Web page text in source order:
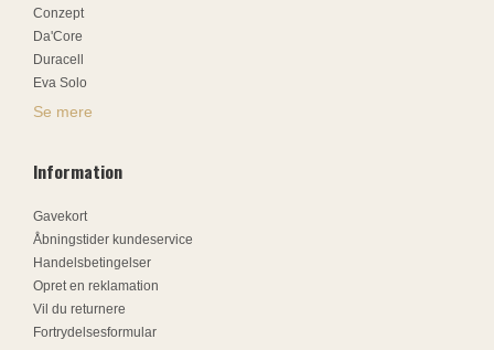
Conzept
Da'Core
Duracell
Eva Solo
Se mere
Information
Gavekort
Åbningstider kundeservice
Handelsbetingelser
Opret en reklamation
Vil du returnere
Fortrydelsesformular